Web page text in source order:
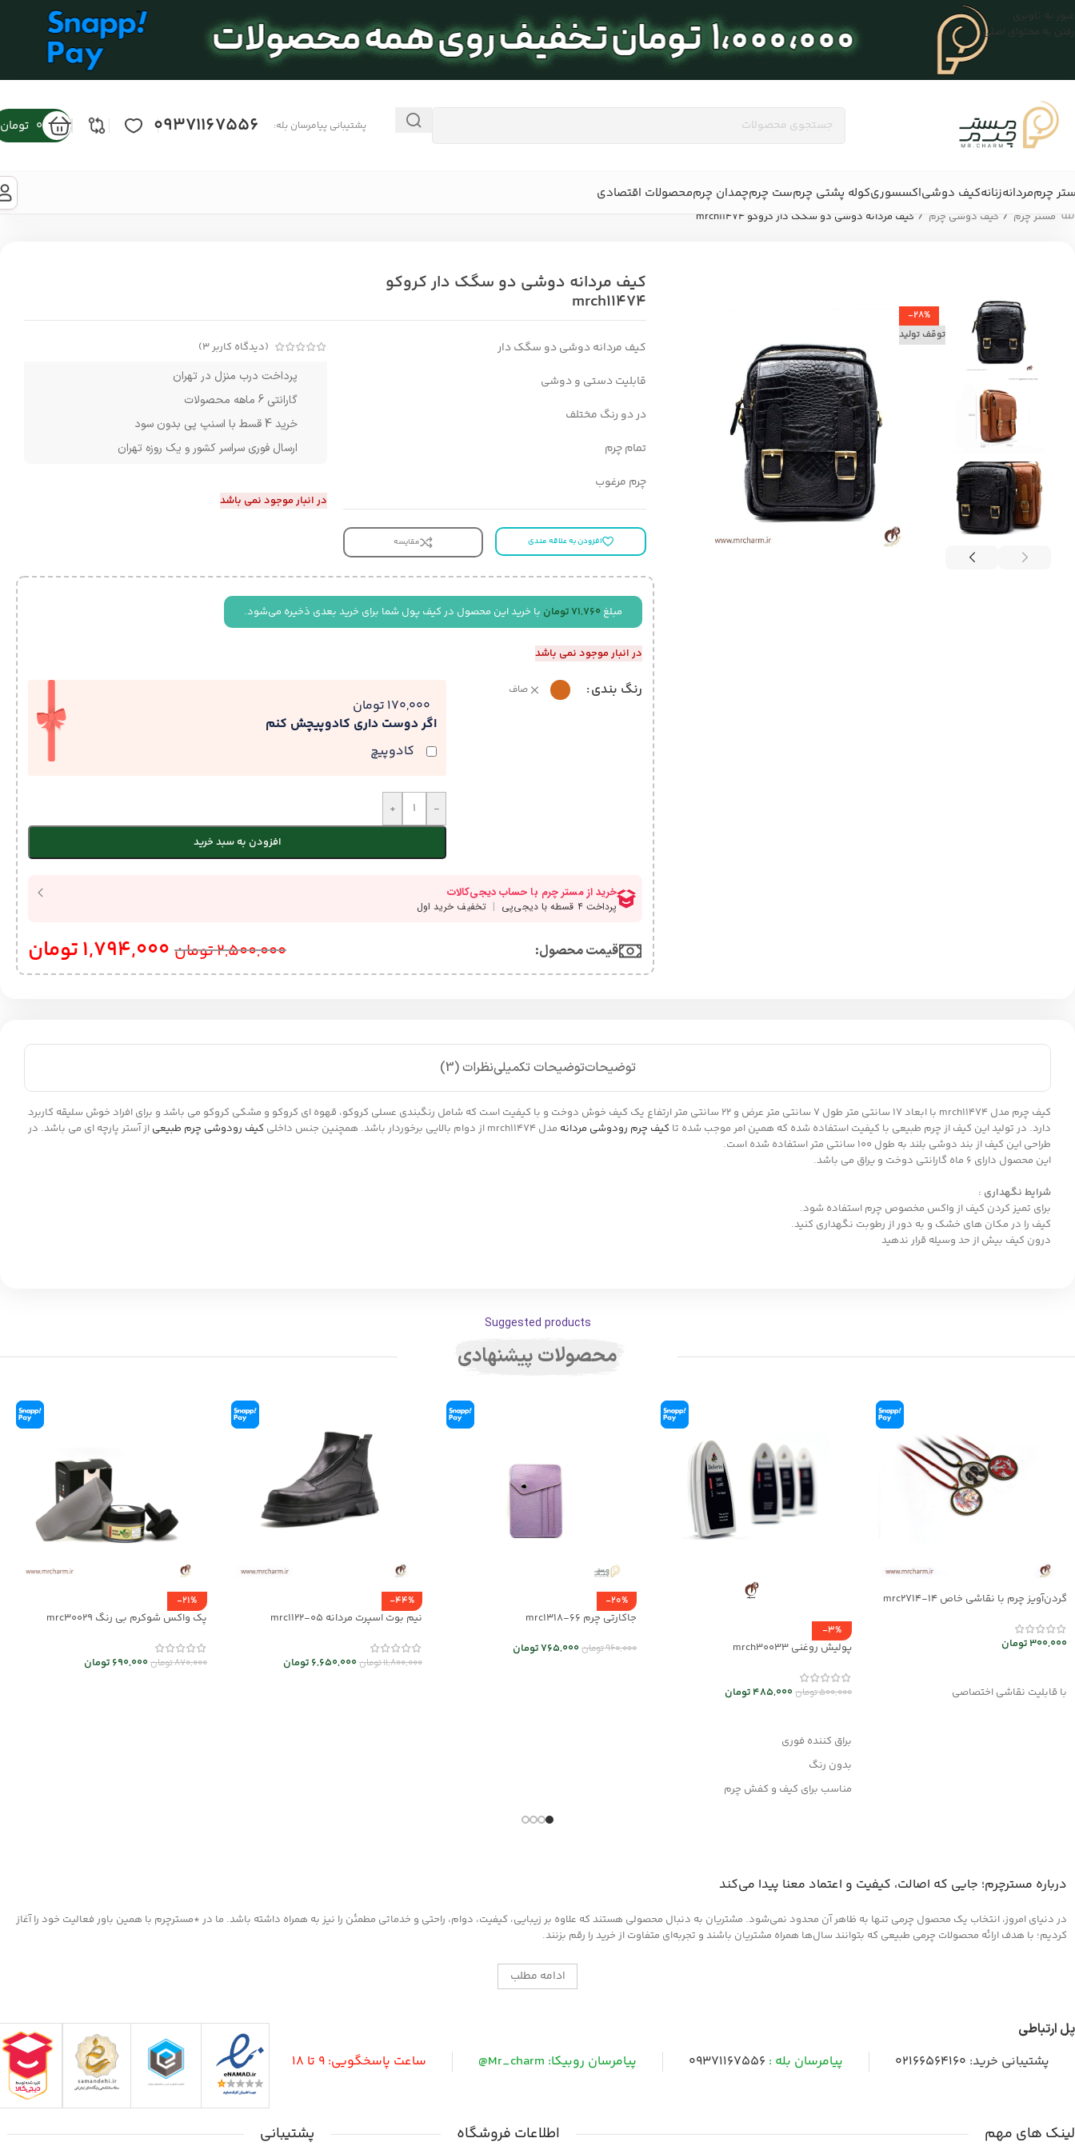
عبور به ناوبری
رفتن به محتوای اصلی
پشتیبانی پیامرسان بله: 09371167556
0 تومان
چرممردانهزنانهکیف دوشیاکسسوریکوله پشتی چرمست چرمچمدان چرممحصولات اقتصادی
مستر چرم / کیف دوشی چرم / کیف مردانه دوشی دو سگک دار کروکو mrch11474
-28%
توقف تولید
کیف مردانه دوشی دو سگک دار کروکو
mrch11474
کیف مردانه دوشی دو سگک دار
قابلیت دستی و دوشی
در دو رنگ مختلف
تمام چرم
چرم مرغوب
افزودن به علاقه مندی مقایسه
(دیدگاه کاربر3
)
پرداخت درب منزل در تهران
گارانتی 6 ماهه محصولات
خرید 4 قسط با اسنپ پی بدون سود
ارسال فوری سراسر کشور و یک روزه تهران
در انبار موجود نمی باشد
مبلغ 71,760تومان با خرید این محصول در کیف پول شما برای خرید بعدی ذخیره می‌شود.
در انبار موجود نمی باشد
رنگ بندی صاف
اگر دوست داری کادوپیچش کنم
کادوپیچ
170,000 تومان
-
+
افزودن به سبد خرید
قیمت محصول:​ 2,500,000تومان 1,794,000تومان
توضیحاتتوضیحات تکمیلینظرات (3)
کیف چرم مدل mrch11474 با ابعاد 17 سانتی متر طول 7 سانتی متر عرض و 22 سانتی متر ارتفاع یک کیف خوش دوخت و با کیفیت است که شامل رنگبندی عسلی کروکو، قهوه ای کروکو و مشکی کروکو می باشد و برای افراد خوش سلیقه کاربرد
دارد. در تولید این کیف از چرم طبیعی با کیفیت استفاده شده که همین امر موجب شده تا کیف چرم رودوشی مردانه مدل mrch11474 از دوام بالایی برخوردار باشد. همچنین جنس داخلی کیف رودوشی چرم طبیعی از آستر پارچه ای می باشد. در
طراحی این کیف از بند دوشی بلند به طول 100 سانتی متر استفاده شده است.
این محصول دارای 6 ماه گارانتی دوخت و یراق می باشد.
شرایط نگهداری :
برای تمیز کردن کیف از واکس مخصوص چرم استفاده شود.
کیف را در مکان های خشک و به دور از رطوبت نگهداری کنید.
درون کیف بیش از حد وسیله قرار ندهید
Suggested products
محصولات پیشنهادی
گردن‌آویز چرم با نقاشی خاص mrc2714-14
300,000تومان
با قابلیت نقاشی اختصاصی
-3%
پولیش روغنی mrch30033
500,000تومان485,000تومان
براق کننده فوری
بدون رنگ
مناسب برای کیف و کفش چرم
-20%
جاکارتی چرم mrc1318-66
960,000تومان765,000تومان
-44%
نیم بوت اسپرت مردانه mrc1122-05
11,800,000تومان6,650,000 تومان
-21%
پک واکس شوکرم بی رنگ mrc30029
870,000تومان690,000 تومان
درباره مسترچرم؛ جایی که اصالت، کیفیت و اعتماد معنا پیدا می‌کند
در دنیای امروز، انتخاب یک محصول چرمی تنها به ظاهر آن محدود نمی‌شود. مشتریان به دنبال محصولی هستند که علاوه بر زیبایی، کیفیت، دوام، راحتی و خدماتی مطمئن را نیز به همراه داشته باشد. ما در *مسترچرم با همین باور فعالیت خود را آغاز
کردیم؛ با هدف ارائه محصولات چرمی طبیعی که بتوانند سال‌ها همراه مشتریان باشند و تجربه‌ای متفاوت از خرید را رقم بزنند.
ادامه مطلب
پل ارتباطی
پشتیبانی خرید: 02166564160 پیامرسان بله : 09371167556 پیامرسان روبیکا: Mr_charm@ ساعت پاسخگویی: 9 تا 18
لینک های مهم اطلاعات فروشگاه پشتیبانی